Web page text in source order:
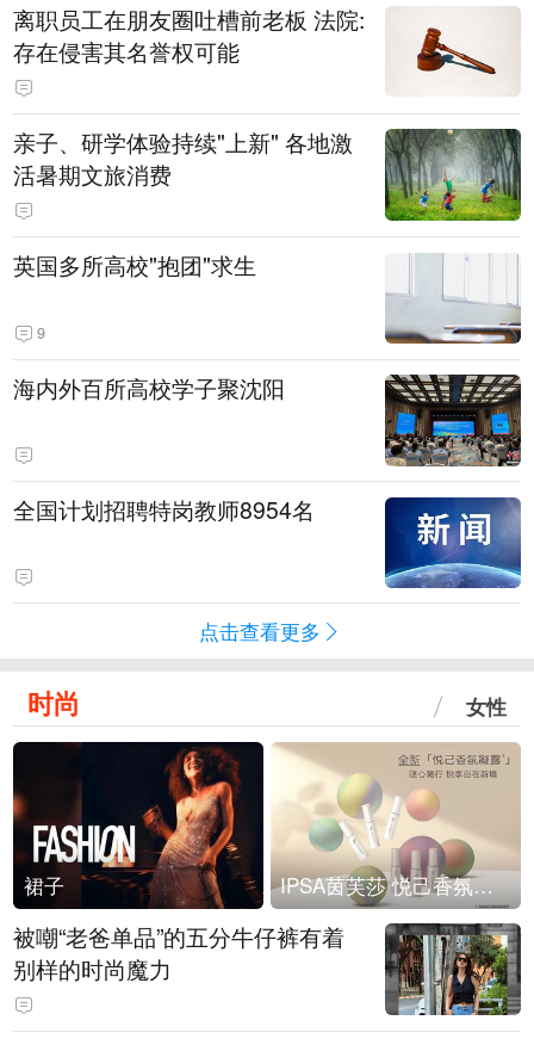
离职员工在朋友圈吐槽前老板 法院:
存在侵害其名誉权可能
亲子、研学体验持续"上新" 各地激
活暑期文旅消费
英国多所高校"抱团"求生
9
海内外百所高校学子聚沈阳
全国计划招聘特岗教师8954名
点击查看更多
时尚 女性
裙子 IPSA茵芙莎 悦己香氛凝露上市
被嘲“老爸单品”的五分牛仔裤有着
别样的时尚魔力